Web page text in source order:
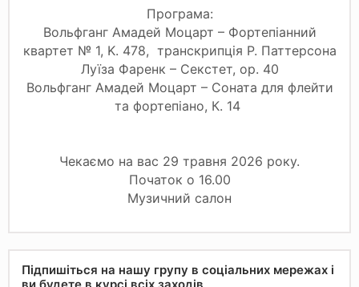
Програма:
Вольфганг Амадей Моцарт – Фортепіанний
квартет № 1, K. 478, транскрипція Р. Паттерсона
Луїза Фаренк – Секстет, ор. 40
Вольфганг Амадей Моцарт – Соната для флейти
та фортепіано, К. 14
Чекаємо на вас 29 травня 2026 року.
Початок о 16.00
Музичний салон
Підпишіться на нашу групу в соціальних мережах і